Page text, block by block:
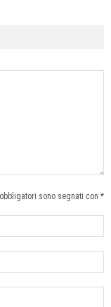
sono segnati con *